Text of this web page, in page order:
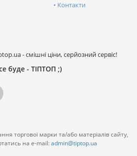
Контакти
- смішні ціни, серйозний сервіс!
буде - ТІПТОП ;)
торгової марки та/або матеріалів сайту,
на e-mail:admin@tiptop.ua